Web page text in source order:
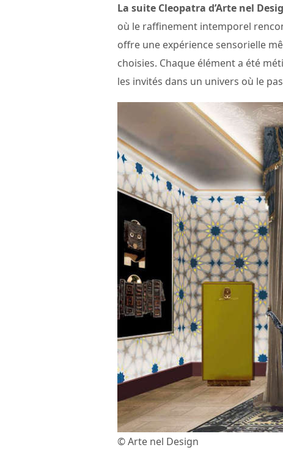
La suite Cleopatra d’Arte nel
où le raffinement intemporel
offre une expérience sensorielle
choisies. Chaque élément a été
les invités dans un univers où le
© Arte nel Design